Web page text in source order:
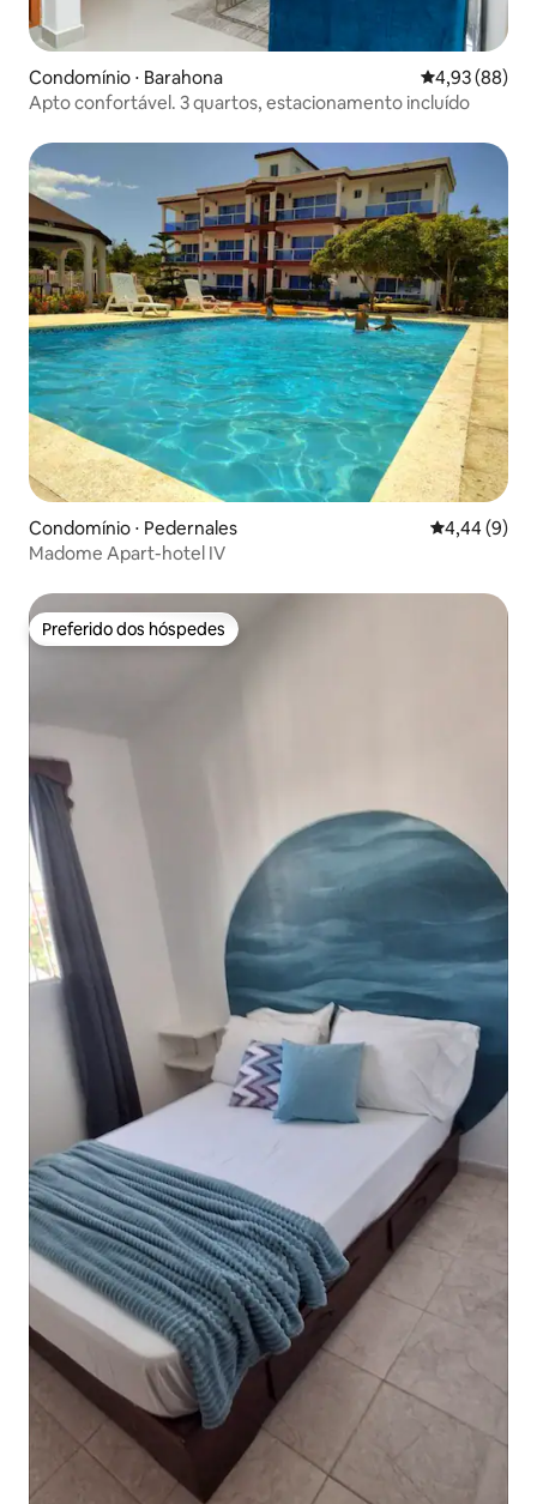
Condomínio ⋅ Barahona 4,93 de uma
4,93 (88)
Apto confortável. 3 quartos, estacionamento incluído
Condomínio ⋅ Pedernales 4,44 de uma
4,44 (9)
Madome Apart-hotel IV
Preferido dos hóspedes
Preferido dos hóspedes